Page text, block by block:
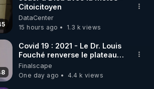
rdlr_thierrycasasnovas/
l’actualité RGNR (stages,
Citoicitoyen
DataCenter
15 hours ago
1.3 k views
Covid 19 : 2021 - Le Dr. Louis
Fouché renverse le plateau
de CNews !
Finalscape
One day ago
4.4 k views